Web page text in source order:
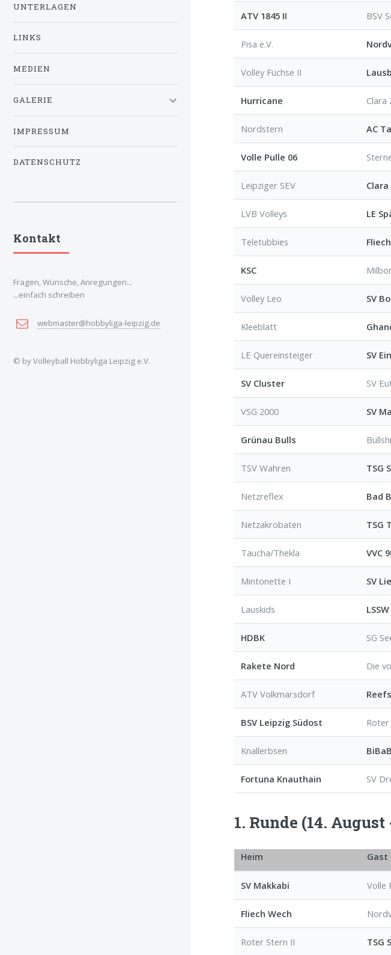
ATV 1845 II BSV
Pisa e.V.
Volley Füchse II
Hurricane Clara
Nordstern AC
Volle Pulle 06
Leipziger SEV
LVB Volleys LE
Teletubbies
KSC
Volley Leo SV
Kleeblatt
LE Quereinsteiger SV
SV Cluster SV
VSG 2000 SV
Grünau Bulls
TSV Wahren TSG
Netzreflex Bad
Netzakrobaten TSG
Taucha/Thekla VVC
Mintonette I SV
Lauskids LSSW
HDBK SG
Rakete Nord Die
ATV Volkmarsdorf
BSV Leipzig Südost
Knallerbsen
Fortuna Knauthain SV
1. Runde (14.
Heim Gast
SV Makkabi Volle
Fliech Wech
Roter Stern II TSG
UNTERLAGEN
LINKS
MEDIEN
GALERIE
IMPRESSUM
DATENSCHUTZ
Kontakt
Fragen, Wünsche, Anregungen...
...einfach schreiben
webmaster@hobbyliga-leipzig.de
© by Volleyball Hobbyliga Leipzig e.V.